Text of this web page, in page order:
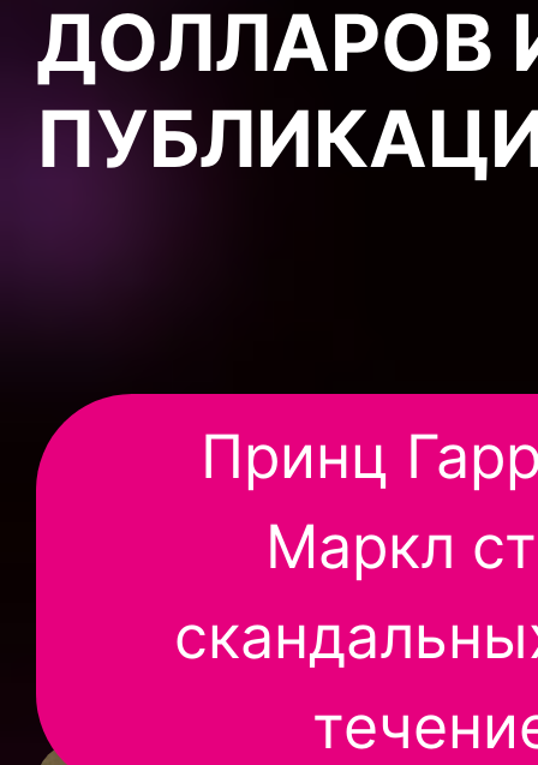
ДОЛЛАРОВ
Принц
Маркл